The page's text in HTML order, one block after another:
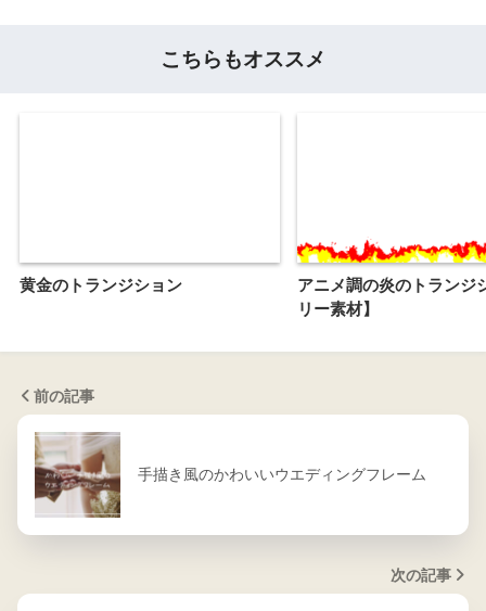
こちらもオススメ
黄金のトランジション
アニメ調の炎のトランジ
リー素材】
前の記事
手描き風のかわいいウエディングフレーム
次の記事